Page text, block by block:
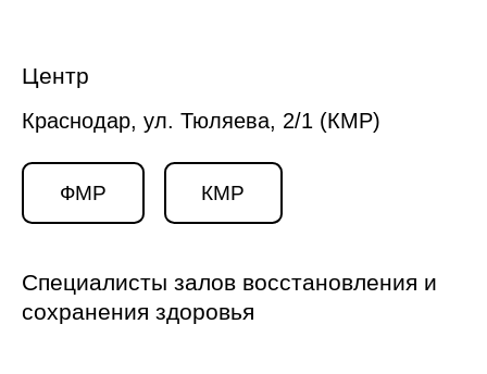
Центр
Краснодар, ул. Тюляева, 2/1 (КМР)
ФМР КМР
Специалисты залов восстановления и
сохранения здоровья